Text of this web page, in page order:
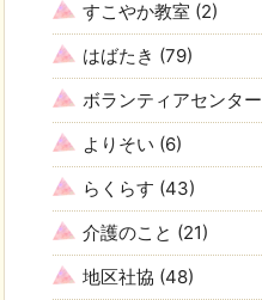
すこやか教室 (2)
はばたき (79)
ボランティアセンター
よりそい (6)
らくらす (43)
介護のこと (21)
地区社協 (48)